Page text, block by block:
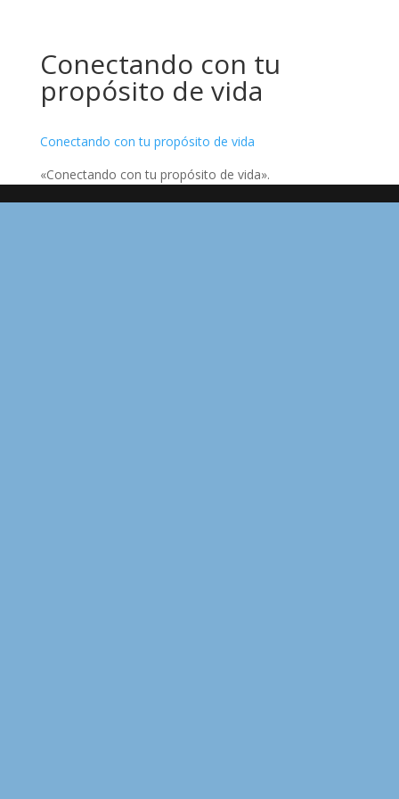
Conectando con tu
propósito de vida
Conectando con tu propósito de vida
«Conectando con tu propósito de vida».